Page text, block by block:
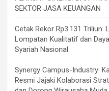
SEKTOR JASA KEUANGAN
Cetak Rekor Rp3.131 Triliun:
Lompatan Kualitatif dan
Syariah Nasional
Synergy Campus-Industry:
Resmi Jajaki Kolaborasi